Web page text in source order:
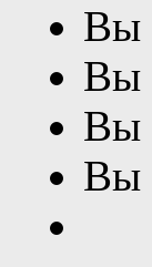
Вы
Вы
Вы
Вы